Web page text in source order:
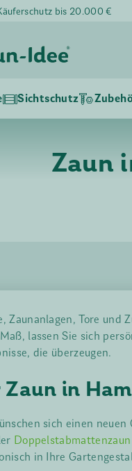
bis 20.000 €
Sichtschutz
Zaun
Zaunanlagen, Tore
lassen Sie sich
die überzeugen.
Zaun in
sich einen
Doppelstabmattenzaun
in Ihre